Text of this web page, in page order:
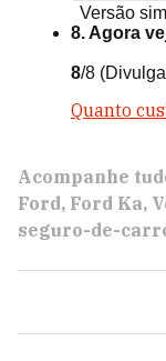
Versão
8. Agora
8/8
Quanto
Acompanhe
Ford Ford Ka
seguro-de-